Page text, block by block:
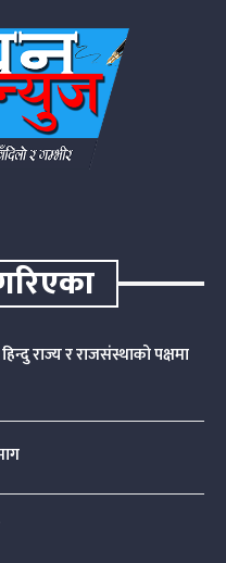
राज्य र राजसंस्थाको पक्षमा